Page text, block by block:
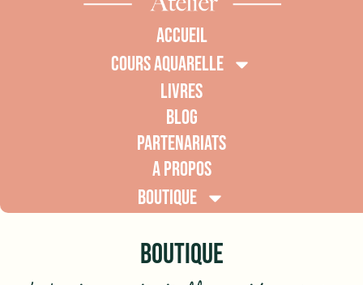
ACCUEIL
COURS AQUARELLE
LIVRES
BLOG
PARTENARIATS
A PROPOS
BOUTIQUE
BOUTIQUE